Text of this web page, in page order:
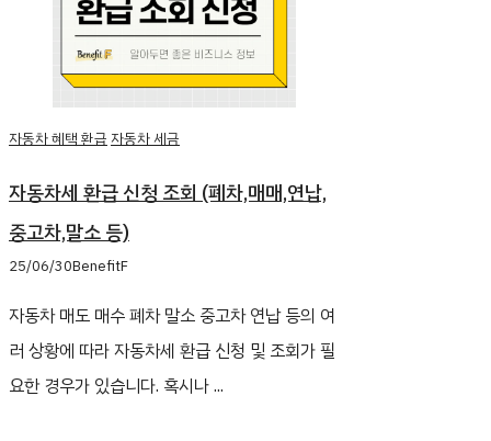
자동차 혜택 환급 자동차 세금
자동차세 환급 신청 조회 (폐차,매매,연납,
중고차,말소 등)
25/06/30BenefitF
자동차 매도 매수 폐차 말소 중고차 연납 등의 여
러 상황에 따라 자동차세 환급 신청 및 조회가 필
요한 경우가 있습니다. 혹시나 ...